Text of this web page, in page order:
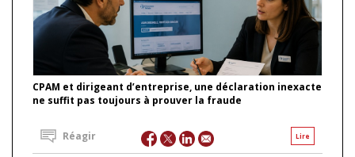
CPAM et dirigeant d’entreprise, une déclaration inexacte
ne suffit pas toujours à prouver la fraude
Lire
Réagir